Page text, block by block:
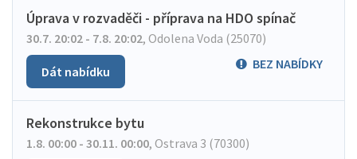
Úprava v rozvaděči - příprava na HDO spínač
30.7. 20:02 - 7.8. 20:02, Odolena Voda (25070)
BEZ NABÍDKY
Dát nabídku
Rekonstrukce bytu
1.8. 00:00 - 30.11. 00:00, Ostrava 3 (70300)